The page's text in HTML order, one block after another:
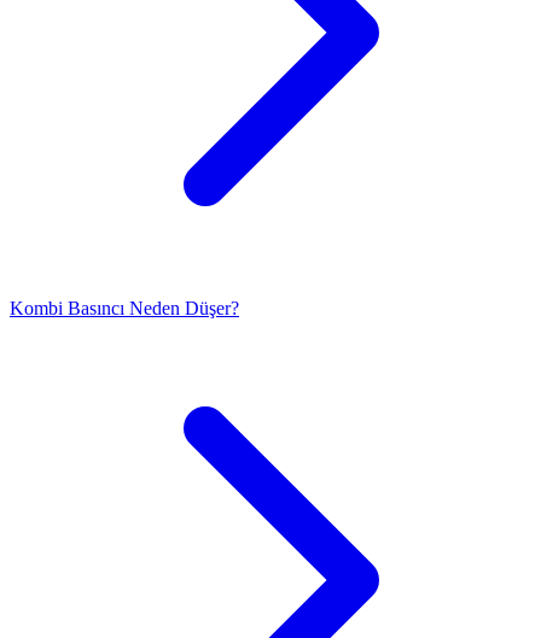
Kombi Basıncı Neden Düşer?